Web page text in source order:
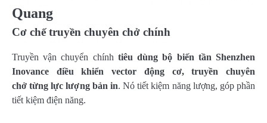
Quang
Cơ chế truyền chuyên chở chính
Truyền vận chuyển chính tiêu dùng bộ biến tần Shenzhen
Inovance điều khiển vector động cơ, truyền chuyên
chở từng lực lượng bản in. Nó tiết kiệm năng lượng, góp phần
tiết kiệm điện năng.